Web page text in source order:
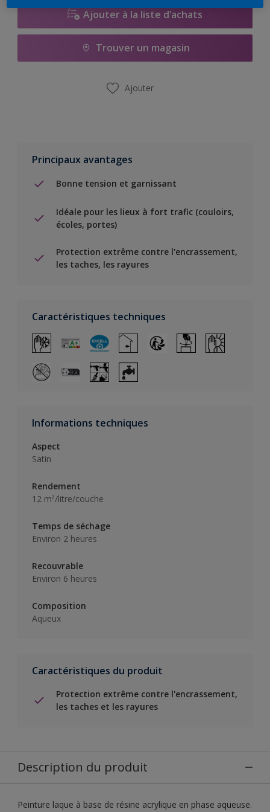
Ajouter à la liste d’achats
Trouver un magasin
Ajouter
Principaux avantages
Bonne tension et garnissant
Idéale pour les lieux à fort trafic (couloirs,
écoles, portes)
Protection extrême contre l'encrassement,
les taches, les rayures
Caractéristiques techniques
Informations techniques
Aspect
Satin
Rendement
12 m²/litre/couche
Temps de séchage
Environ 2 heures
Recouvrable
Environ 6 heures
Composition
Aqueux
Caractéristiques du produit
Protection extrême contre l'encrassement,
les taches et les rayures
Description du produit
Peinture laque à base de résine acrylique en phase aqueuse.